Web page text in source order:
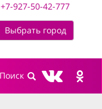
+7-927-50-42-777
Выбрать город